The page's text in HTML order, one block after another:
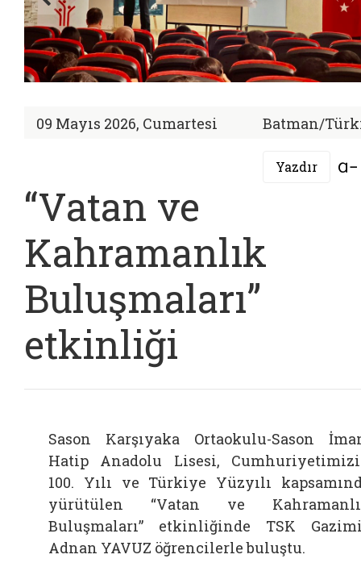
09 Mayıs 2026, Cumartesi Batman/
Yazdır
“Vatan ve
Kahramanlık
Buluşmaları”
etkinliği
Sason Karşıyaka Ortaokulu-Sason
Hatip Anadolu Lisesi,
100. Yılı ve Türkiye Yüzyılı
yürütülen “Vatan ve
Buluşmaları” etkinliğinde TSK
Adnan YAVUZ öğrencilerle buluştu.